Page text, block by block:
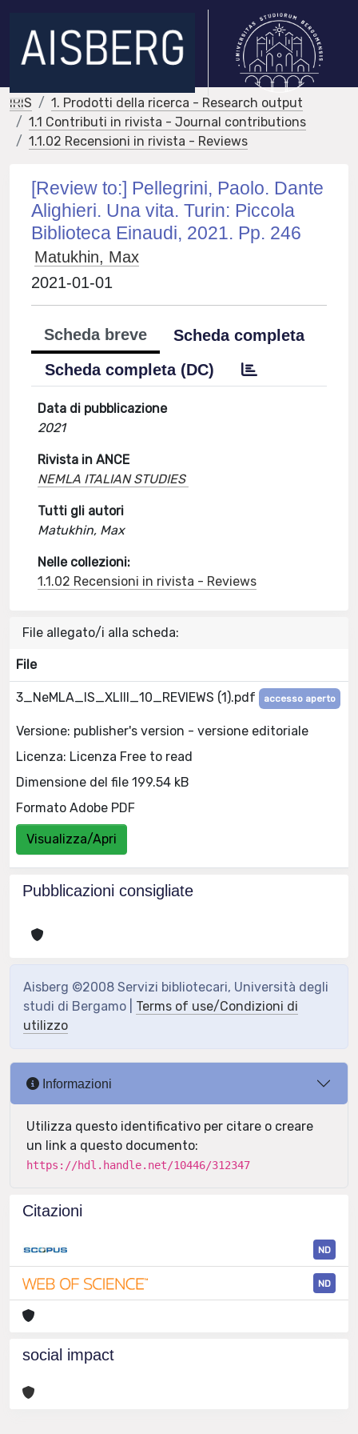
IRIS
1. Prodotti della ricerca - Research output
1.1 Contributi in rivista - Journal contributions
1.1.02 Recensioni in rivista - Reviews
[Review to:] Pellegrini, Paolo. Dante
Alighieri. Una vita. Turin: Piccola
Biblioteca Einaudi, 2021. Pp. 246
Matukhin, Max
2021-01-01
Scheda breve
Scheda completa
Scheda completa (DC)
Data di pubblicazione
2021
Rivista in ANCE
NEMLA ITALIAN STUDIES
Tutti gli autori
Matukhin, Max
Nelle collezioni:
1.1.02 Recensioni in rivista - Reviews
File allegato/i alla scheda:
File
3_NeMLA_IS_XLIII_10_REVIEWS (1).pdf accesso aperto
Versione: publisher's version - versione editoriale
Licenza: Licenza Free to read
Dimensione del file 199.54 kB
Formato Adobe PDF
Visualizza/Apri
Pubblicazioni consigliate
Aisberg ©2008 Servizi bibliotecari, Università degli
studi di Bergamo | Terms of use/Condizioni di
utilizzo
Informazioni
Utilizza questo identificativo per citare o creare
un link a questo documento:
https://hdl.handle.net/10446/312347
Citazioni
ND
ND
social impact